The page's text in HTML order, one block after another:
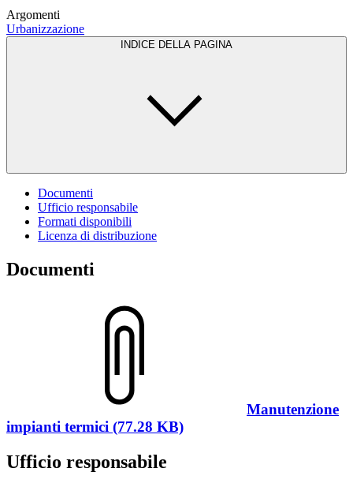
Argomenti
Urbanizzazione
INDICE DELLA PAGINA
Documenti
Ufficio responsabile
Formati disponibili
Licenza di distribuzione
Documenti
Manutenzione
impianti termici (77.28 KB)
Ufficio responsabile